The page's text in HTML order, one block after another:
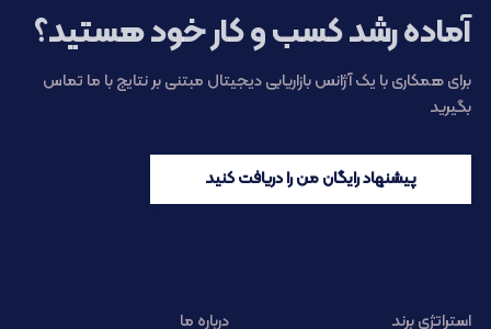
آماده رشد کسب و کار خود هستید؟
برای همکاری با یک آژانس بازاریابی دیجیتال مبتنی بر نتایج با ما تماس
بگیرید
پیشنهاد رایگان من را دریافت کنید
استراتژی برند
درباره ما